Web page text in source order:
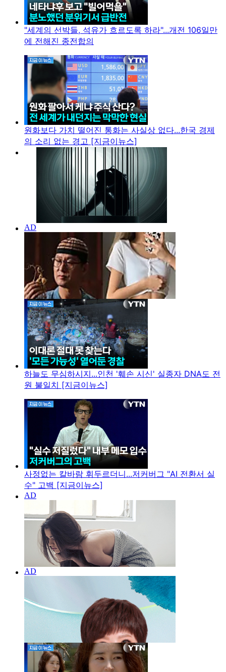
"세계의 선박들, 석유가 흐르도록 하라"...개전 106일만
에 전해진 종전합의
원화보다 가치 떨어진 통화는 사실상 없다...한국 경제
의 소리 없는 경고 [지금이뉴스]
하늘도 무심하시지...인천 '훼손 시신' 실종자 DNA도 전
원 불일치 [지금이뉴스]
사정없는 칼바람 휘두르더니...저커버그 "AI 전환서 실
수" 고백 [지금이뉴스]